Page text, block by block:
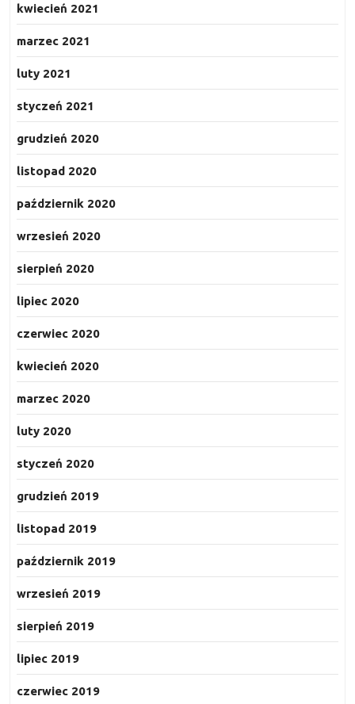
kwiecień 2021
marzec 2021
luty 2021
styczeń 2021
grudzień 2020
listopad 2020
październik 2020
wrzesień 2020
sierpień 2020
lipiec 2020
czerwiec 2020
kwiecień 2020
marzec 2020
luty 2020
styczeń 2020
grudzień 2019
listopad 2019
październik 2019
wrzesień 2019
sierpień 2019
lipiec 2019
czerwiec 2019